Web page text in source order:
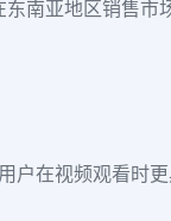
南亚地区销售
户在视频观看时更